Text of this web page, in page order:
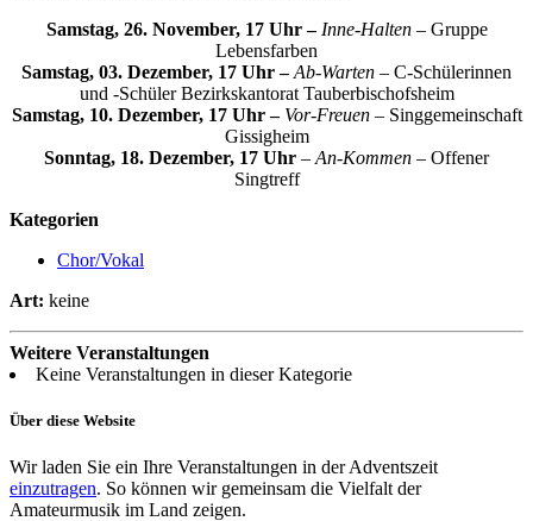
Samstag, 26. November, 17 Uhr – Inne-Halten– Gruppe
Lebensfarben
Samstag, 03. Dezember, 17 Uhr –Ab-Warten – C-Schülerinnen
und -Schüler Bezirkskantorat Tauberbischofsheim
Samstag, 10. Dezember, 17 Uhr – Vor-Freuen –Singgemeinschaft
Gissigheim
Sonntag, 18. Dezember, 17 Uhr – An-Kommen – Offener
Singtreff
Kategorien
Chor/Vokal
Art: keine
Weitere Veranstaltungen
Keine Veranstaltungen in dieser Kategorie
Über diese Website
Wir laden Sie ein Ihre Veranstaltungen in der Adventszeit
einzutragen. So können wir gemeinsam die Vielfalt der
Amateurmusik im Land zeigen.